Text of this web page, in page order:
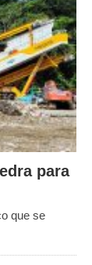
para
que se